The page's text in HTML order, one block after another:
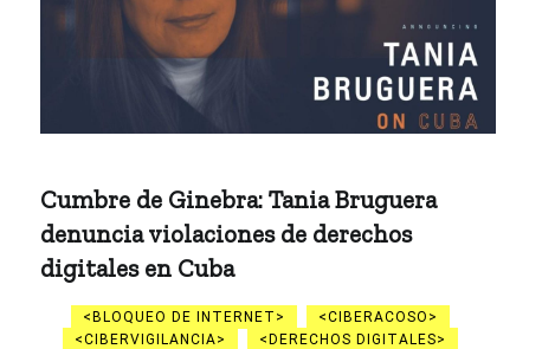
Cumbre de Ginebra: Tania Bruguera
denuncia violaciones de derechos
digitales en Cuba
BLOQUEO DE INTERNET
CIBERACOSO
CIBERVIGILANCIA
DERECHOS DIGITALES